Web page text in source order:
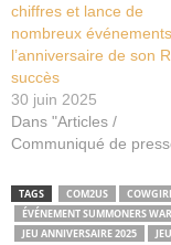
chiffres et lance de
nombreux
l’anniversaire de son
succès
30 juin 2025
Dans "Articles /
Communiqué de
TAGS COM2US
ÉVÉNEMENT SUMMONERS WAR
JEU ANNIVERSAIRE 2025